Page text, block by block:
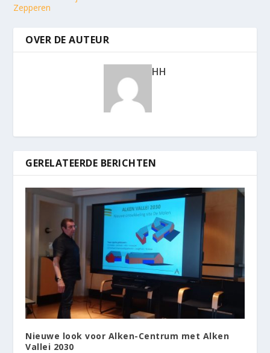
Zepperen
OVER DE AUTEUR
HH
GERELATEERDE BERICHTEN
Nieuwe look voor Alken-Centrum met Alken
Vallei 2030